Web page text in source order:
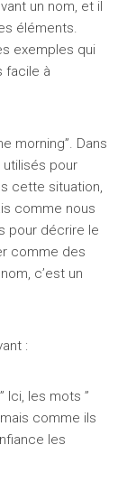
un nom, et il
éléments.
exemples qui
facile à
morning”. Dans
pour
cette situation,
comme nous
pour décrire le
comme des
c’est un
:
Ici, les mots ”
comme ils
les